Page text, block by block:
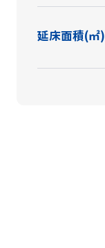
延床面積(㎡)